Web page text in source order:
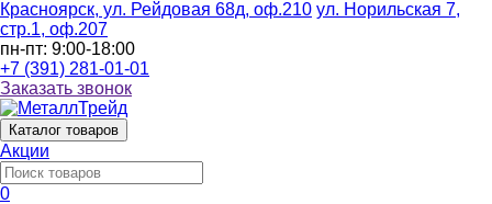
Красноярск, ул. Рейдовая 68д, оф.210 ул. Норильская 7,
стр.1, оф.207
пн-пт: 9:00-18:00
+7 (391) 281-01-01
Заказать звонок
Каталог товаров
Акции
0